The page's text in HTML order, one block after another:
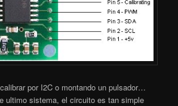
por I2C o montando un pulsador…
ultimo sistema, el circuito es tan simple